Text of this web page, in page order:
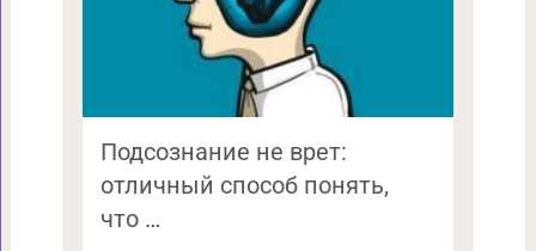
Подсознание не врет:
отличный способ понять,
что …